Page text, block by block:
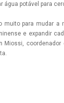
água potável para
muito para mudar a
e expandir
Miossi,